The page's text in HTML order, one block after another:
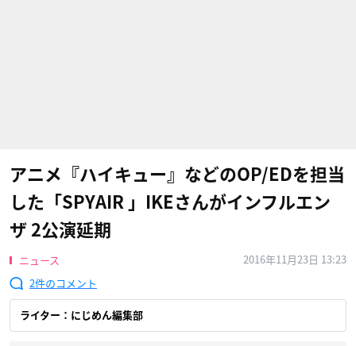
アニメ『ハイキュー』などのOP/EDを担当
した「SPYAIR 」IKEさんがインフルエン
ザ 2公演延期
ニュース
2016年11月23日 13:23
2
ライター：にじめん編集部